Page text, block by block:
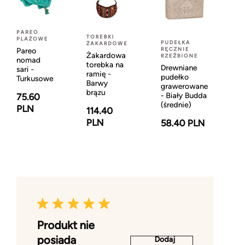
PAREO
PLAŻOWE
Pareo
nomad
sari -
Turkusowe
75.60
PLN
TOREBKI
ŻAKARDOWE
Żakardowa
torebka na
ramię -
Barwy
brązu
114.40
PLN
PUDEŁKA
RĘCZNIE
RZEŹBIONE
Drewniane
pudełko
grawerowane
- Biały Budda
(średnie)
58.40 PLN
Produkt nie
posiada
Dodaj